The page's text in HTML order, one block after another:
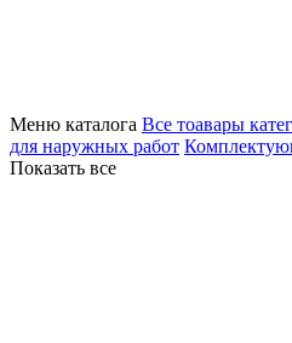
Меню каталога Все тоавары
для наружных работ
Показать все